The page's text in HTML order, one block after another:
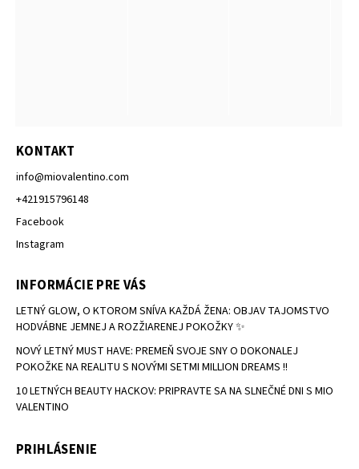
KONTAKT
info@miovalentino.com
+421915796148
Facebook
Instagram
INFORMÁCIE PRE VÁS
LETNÝ GLOW, O KTOROM SNÍVA KAŽDÁ ŽENA: OBJAV TAJOMSTVO
HODVÁBNE JEMNEJ A ROZŽIARENEJ POKOŽKY ✨
NOVÝ LETNÝ MUST HAVE: PREMEŇ SVOJE SNY O DOKONALEJ
POKOŽKE NA REALITU S NOVÝMI SETMI MILLION DREAMS !!
10 LETNÝCH BEAUTY HACKOV: PRIPRAVTE SA NA SLNEČNÉ DNI S MIO
VALENTINO
PRIHLÁSENIE